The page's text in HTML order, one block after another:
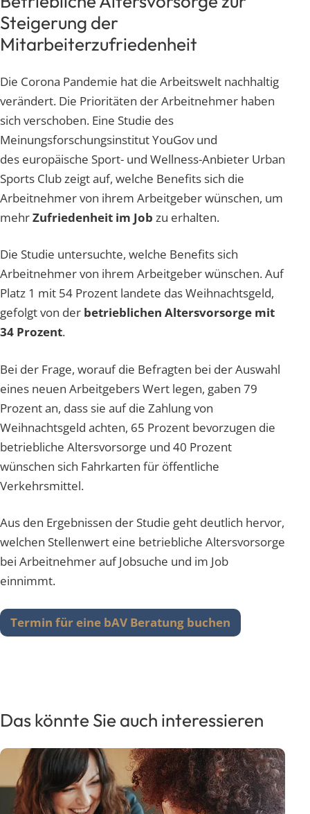
Steigerung der
Mitarbeiterzufriedenheit
Die Corona Pandemie hat die Arbeitswelt nachhaltig
verändert. Die Prioritäten der Arbeitnehmer haben
sich verschoben. Eine Studie des
Meinungsforschungsinstitut YouGov und
des europäische Sport- und Wellness-Anbieter Urban
Sports Club zeigt auf, welche Benefits sich die
Arbeitnehmer von ihrem Arbeitgeber wünschen, um
mehrZufriedenheit im Job zu erhalten.
Die Studie untersuchte, welche Benefits sich
Arbeitnehmer von ihrem Arbeitgeber wünschen. Auf
Platz 1 mit 54 Prozent landete das Weihnachtsgeld,
gefolgt von der betrieblichen Altersvorsorge mit
34 Prozent.
Bei der Frage, worauf die Befragten bei der Auswahl
eines neuen Arbeitgebers Wert legen, gaben 79
Prozent an, dass sie auf die Zahlung von
Weihnachtsgeld achten, 65 Prozent bevorzugen die
betriebliche Altersvorsorge und 40 Prozent
wünschen sich Fahrkarten für öffentliche
Verkehrsmittel.
Aus den Ergebnissen der Studie geht deutlich hervor,
welchen Stellenwert eine betriebliche Altersvorsorge
bei Arbeitnehmer auf Jobsuche und im Job
einnimmt.
Termin für eine bAV Beratung buchen
Das könnte Sie auch interessieren